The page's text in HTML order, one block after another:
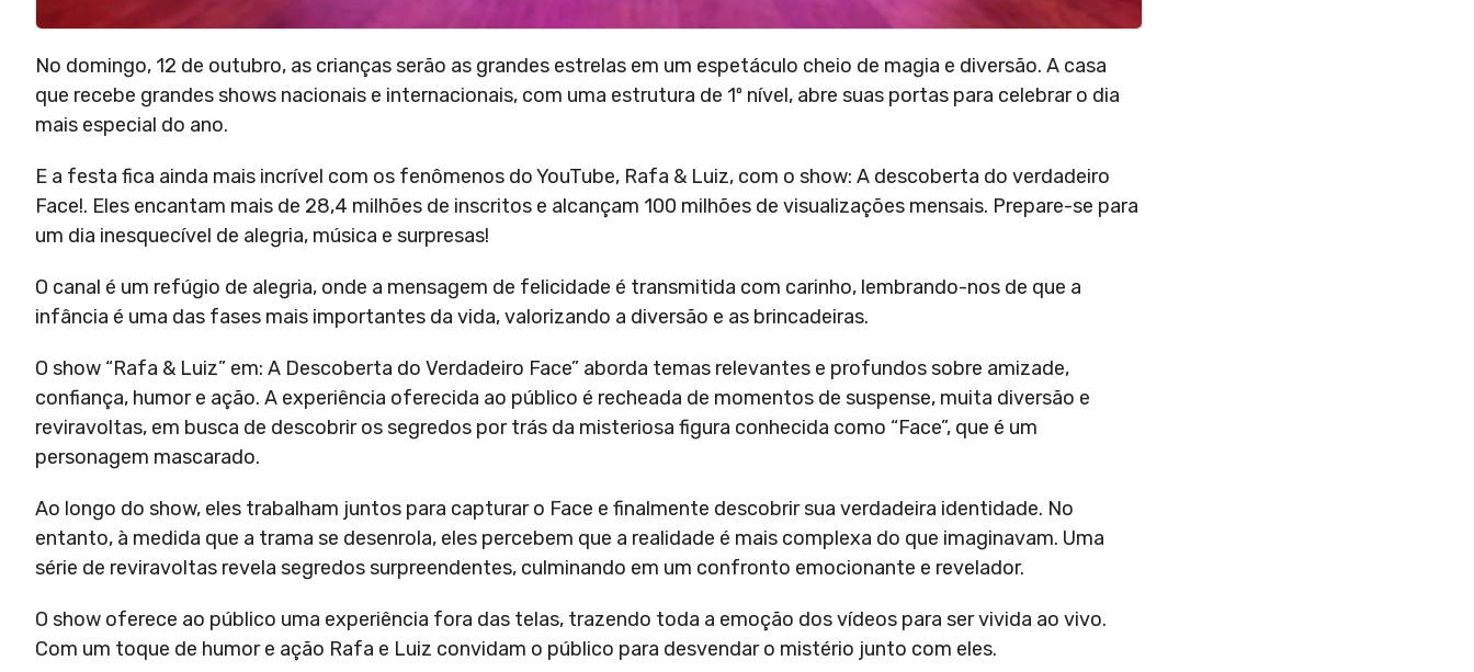
No domingo, 12 de outubro, as crianças serão as grandes estrelas em um espetáculo cheio de magia e diversão. A casa
que recebe grandes shows nacionais e internacionais, com uma estrutura de 1º nível, abre suas portas para celebrar o dia
mais especial do ano.
E a festa fica ainda mais incrível com os fenômenos do YouTube, Rafa & Luiz, com o show: A descoberta do verdadeiro
Face!. Eles encantam mais de 28,4 milhões de inscritos e alcançam 100 milhões de visualizações mensais. Prepare-se para
um dia inesquecível de alegria, música e surpresas!
O canal é um refúgio de alegria, onde a mensagem de felicidade é transmitida com carinho, lembrando-nos de que a
infância é uma das fases mais importantes da vida, valorizando a diversão e as brincadeiras.
O show “Rafa & Luiz” em: A Descoberta do Verdadeiro Face” aborda temas relevantes e profundos sobre amizade,
confiança, humor e ação. A experiência oferecida ao público é recheada de momentos de suspense, muita diversão e
reviravoltas, em busca de descobrir os segredos por trás da misteriosa figura conhecida como “Face”, que é um
personagem mascarado.
Ao longo do show, eles trabalham juntos para capturar o Face e finalmente descobrir sua verdadeira identidade. No
entanto, à medida que a trama se desenrola, eles percebem que a realidade é mais complexa do que imaginavam. Uma
série de reviravoltas revela segredos surpreendentes, culminando em um confronto emocionante e revelador.
O show oferece ao público uma experiência fora das telas, trazendo toda a emoção dos vídeos para ser vivida ao vivo.
Com um toque de humor e ação Rafa e Luiz convidam o público para desvendar o mistério junto com eles.